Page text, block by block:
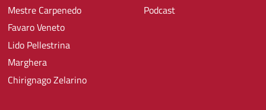
Mestre Carpenedo
Favaro Veneto
Lido Pellestrina
Marghera
Chirignago Zelarino
Podcast